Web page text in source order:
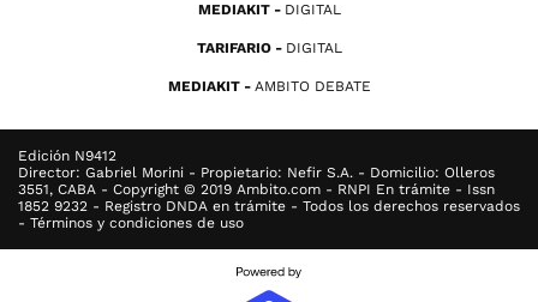
MEDIAKIT DIGITAL
TARIFARIO DIGITAL
MEDIAKIT AMBITO DEBATE
Edición N9412
Director: Gabriel Morini - Propietario: Nefir S.A. - Domicilio: Olleros
3551, CABA - Copyright © 2019 Ambito.com - RNPI En trámite - Issn
1852 9232 - Registro DNDA en trámite - Todos los derechos reservados
- Términos y condiciones de uso